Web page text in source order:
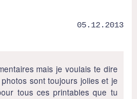
05.12.2013
mais je voulais te dire
sont toujours jolies et je
tous ces printables que tu